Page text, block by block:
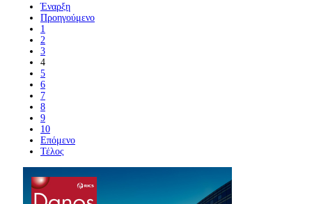
Έναρξη
Προηγούμενο
1
2
3
4
5
6
7
8
9
10
Επόμενο
Τέλος